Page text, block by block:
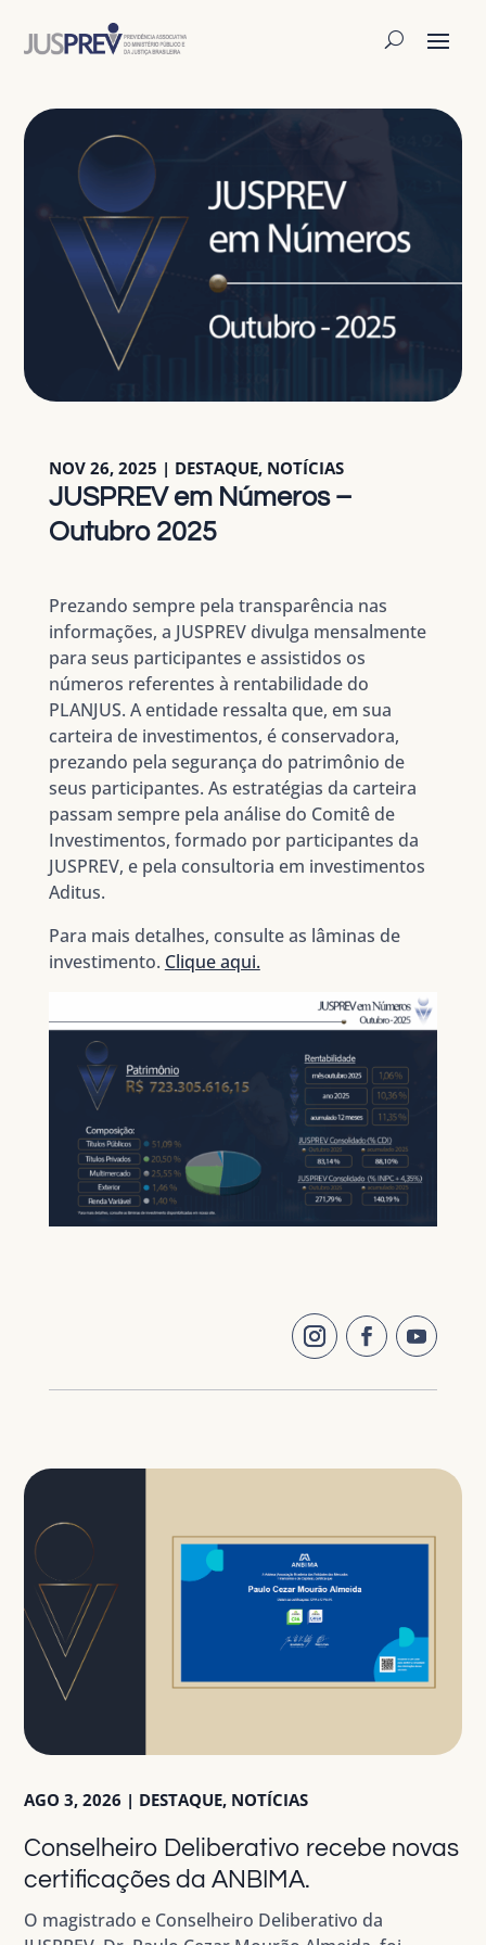
JUSPREV em Números –
Outubro 2025
NOV 26, 2025 | DESTAQUE, NOTÍCIAS
Prezando sempre pela transparência nas
informações, a JUSPREV divulga mensalmente
para seus participantes e assistidos os
números referentes à rentabilidade do
PLANJUS. A entidade ressalta que, em sua
carteira de investimentos, é conservadora,
prezando pela segurança do patrimônio de
seus participantes. As estratégias da carteira
passam sempre pela análise do Comitê de
Investimentos, formado por participantes da
JUSPREV, e pela consultoria em investimentos
Aditus.
Para mais detalhes, consulte as lâminas de
investimento. Clique aqui.
Conselheiro Deliberativo recebe novas
certificações da ANBIMA.
AGO 3, 2026 | DESTAQUE, NOTÍCIAS
O magistrado e Conselheiro Deliberativo da